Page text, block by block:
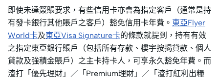
即使未達簽賬要求，有些信用卡亦會為指定客戶（通常是持
有發卡銀行其他賬戶之客戶）豁免信用卡年費。 東亞Flyer
World卡及東亞Visa Signature卡的條款就提到，持有有效
之指定東亞銀行賬戶（包括所有存款、樓宇按揭貸款、個人
貸款及強積金賬戶）之主卡持卡人，可享永久豁免年費。而
渣打「優先理財」／「Premium理財」／「渣打紅利出糧